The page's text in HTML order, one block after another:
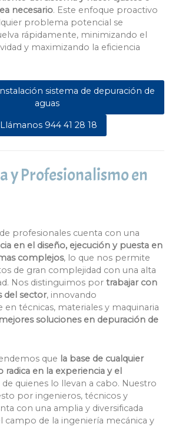
necesario. Este enfoque proactivo
problema potencial se
rápidamente, minimizando el
y maximizando la eficiencia
sistema de depuración de
aguas
Llámanos 944 41 28 18
y Profesionalismo en
profesionales cuenta con una
en el diseño, ejecución y puesta en
complejos, lo que nos permite
de gran complejidad con una alta
Nos distinguimos por trabajar con
del sector, innovando
técnicas, materiales y maquinaria
mejores soluciones en depuración de
que la base de cualquier
en la experiencia y el
de quienes lo llevan a cabo. Nuestro
por ingenieros, técnicos y
con una amplia y diversificada
campo de la ingeniería mecánica y